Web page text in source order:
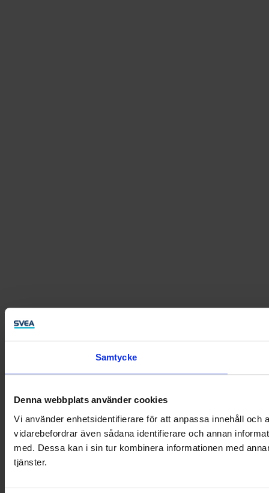
Samtycke
Denna webbplats använder cookies
Vi använder enhetsidentifierare för att anpassa innehåll
vidarebefordrar även sådana identifierare och annan
med. Dessa kan i sin tur kombinera informationen med
tjänster.